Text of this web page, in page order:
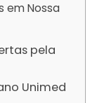
em Nossa
pela
Unimed